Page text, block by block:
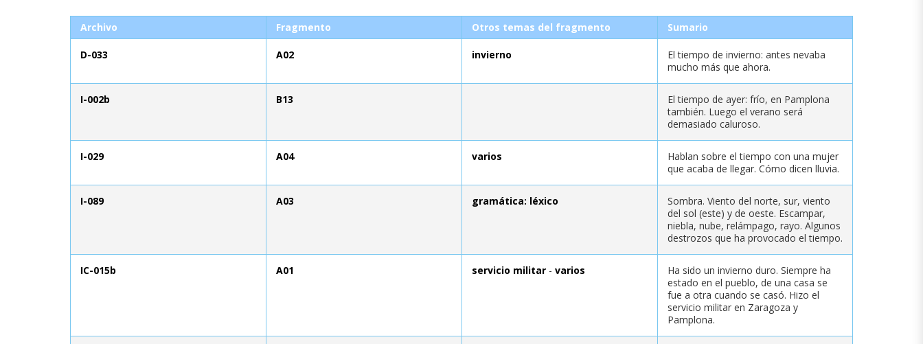
Archivo Fragmento Otros temas del fragmento Sumario
D-033 A02 invierno
El tiempo de invierno: antes nevaba
mucho más que ahora.
I-002b B13
El tiempo de ayer: frío, en Pamplona
también. Luego el verano será
demasiado caluroso.
I-029 A04 varios
Hablan sobre el tiempo con una mujer
que acaba de llegar. Cómo dicen lluvia.
I-089 A03 gramática: léxico
Sombra. Viento del norte, sur, viento
del sol (este) y de oeste. Escampar,
niebla, nube, relámpago, rayo. Algunos
destrozos que ha provocado el tiempo.
IC-015b A01 servicio militar - varios
Ha sido un invierno duro. Siempre ha
estado en el pueblo, de una casa se
fue a otra cuando se casó. Hizo el
servicio militar en Zaragoza y
Pamplona.